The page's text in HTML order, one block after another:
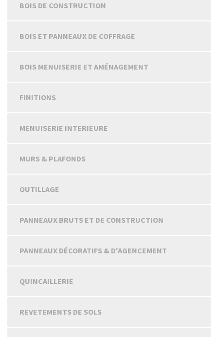
BOIS DE CONSTRUCTION
BOIS ET PANNEAUX DE COFFRAGE
BOIS MENUISERIE ET AMÉNAGEMENT
FINITIONS
MENUISERIE INTERIEURE
MURS & PLAFONDS
OUTILLAGE
PANNEAUX BRUTS ET DE CONSTRUCTION
PANNEAUX DÉCORATIFS & D'AGENCEMENT
QUINCAILLERIE
REVETEMENTS DE SOLS